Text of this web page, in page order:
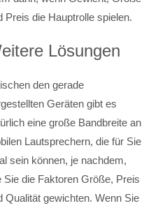
Preis die Hauptrolle spielen.
Lösungen
den gerade
Geräten gibt es
eine große Bandbreite an
Lautsprechern, die für Sie
sein können, je nachdem,
Sie die Faktoren Größe, Preis
Qualität gewichten. Wenn Sie